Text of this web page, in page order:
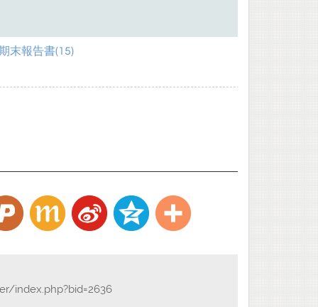
末報告書(15)
index.php?bid=2636